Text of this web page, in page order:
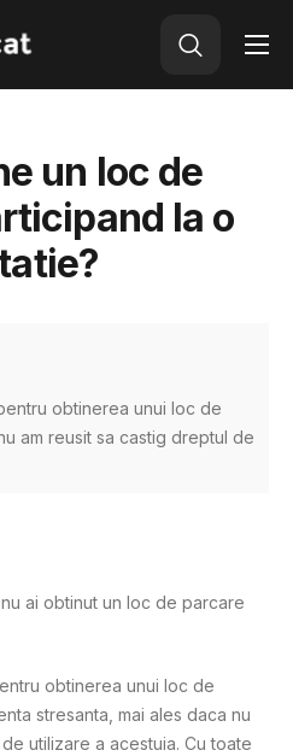
un loc de
la o
obtinerea unui loc de
am reusit sa castig dreptul de
ai obtinut un loc de parcare
obtinerea unui loc de
stresanta, mai ales daca nu
utilizare a acestuia. Cu toate